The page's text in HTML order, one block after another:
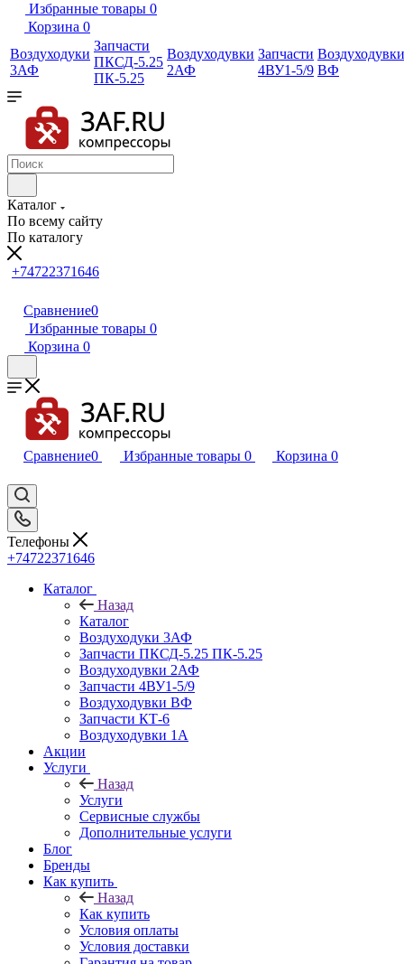
Избранные товары 0
Корзина 0
Воздуходуки
3АФ
Запчасти
ПКСД-5.25
ПК-5.25
Воздуходувки
2АФ
Запчасти
4ВУ1-5/9
Воздуходувки
ВФ
Каталог
По всему сайту
По каталогу
+74722371646
Сравнение0
Избранные товары 0
Корзина 0
Сравнение0 Избранные товары 0 Корзина 0
Телефоны
+74722371646
Каталог
Назад
Каталог
Воздуходуки 3АФ
Запчасти ПКСД-5.25 ПК-5.25
Воздуходувки 2АФ
Запчасти 4ВУ1-5/9
Воздуходувки ВФ
Запчасти КТ-6
Воздуходувки 1А
Акции
Услуги
Назад
Услуги
Сервисные службы
Дополнительные услуги
Блог
Бренды
Как купить
Назад
Как купить
Условия оплаты
Условия доставки